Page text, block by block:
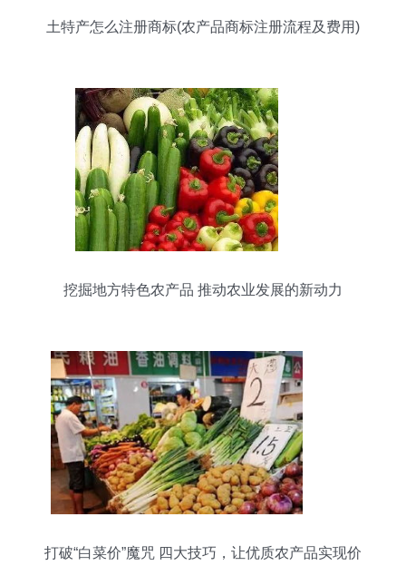
土特产怎么注册商标(农产品商标注册流程及费用)
挖掘地方特色农产品 推动农业发展的新动力
打破“白菜价”魔咒 四大技巧，让优质农产品实现价